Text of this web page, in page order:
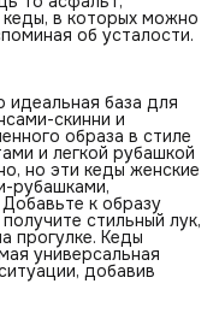
кеды, в которых можно
об усталости.
база для
скинни и
образа в стиле
и легкой рубашкой
но эти кеды женские
рубашками,
к образу
стильный лук,
прогулке. Кеды
универсальная
добавив